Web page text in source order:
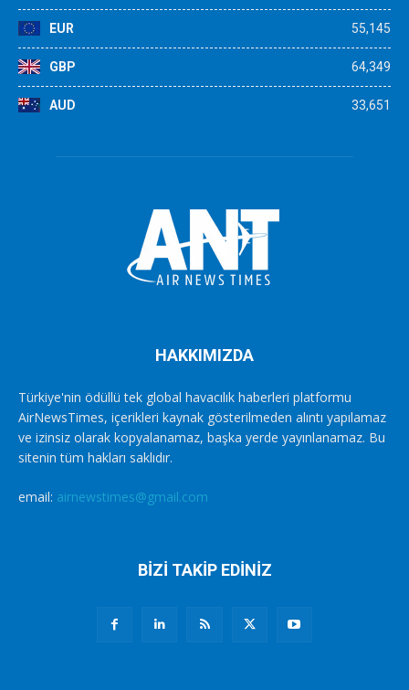
EUR 55,145
GBP 64,349
AUD 33,651
HAKKIMIZDA
Türkiye'nin ödüllü tek global havacılık haberleri platformu
AirNewsTimes, içerikleri kaynak gösterilmeden alıntı yapılamaz
ve izinsiz olarak kopyalanamaz, başka yerde yayınlanamaz. Bu
sitenin tüm hakları saklıdır.
email: airnewstimes@gmail.com
BİZİ TAKİP EDİNİZ